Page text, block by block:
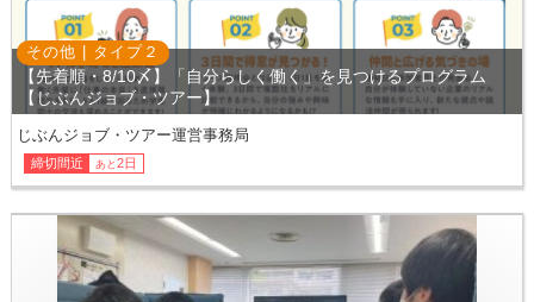
その他 | タイプ ２
【先着順・8/10〆】「自分らしく働く」を見つけるプログラム
【じぶんジョブ・ツアー】
じぶんジョブ・ツアー運営事務局
締切間近 あと 2日